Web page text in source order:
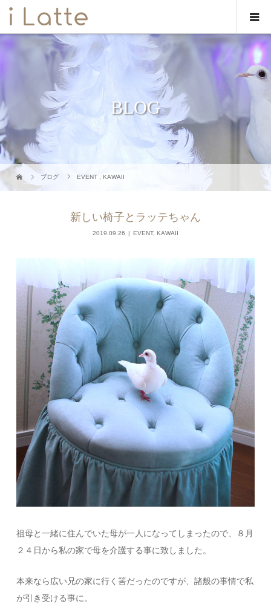
BLOG
ブログ EVENT ,KAWAII
新しい椅子とラッテちゃん
2019.09.26 EVENT, KAWAII
祖母と一緒に住んでいた母が一人になってしまったので、８月
２４日から私の家で母を介護する事に致しました。
本来なら広い兄の家に行く筈だったのですが、諸般の事情で私
が引き受ける事に。